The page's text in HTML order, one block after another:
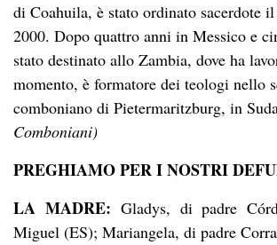
di Coahuila, è stato ordinato sacerdote
2000. Dopo quattro anni in Messico e
stato destinato allo Zambia, dove ha
momento, è formatore dei teologi nello
comboniano di Pietermaritzburg, in
Comboniani)
PREGHIAMO PER I NOSTRI
LA MADRE: Gladys, di padre
Miguel (ES); Mariangela, di padre